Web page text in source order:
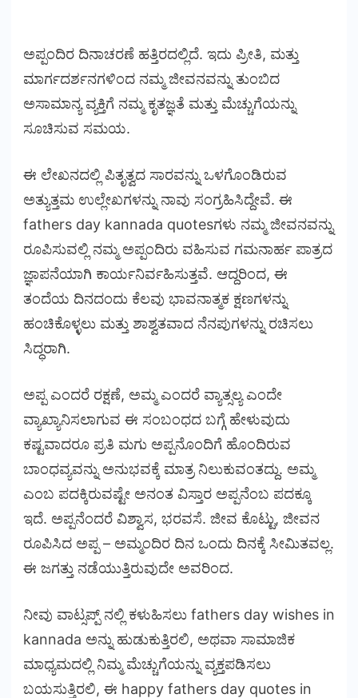
ಅಪ್ಪಂದಿರ ದಿನಾಚರಣೆ ಹತ್ತಿರದಲ್ಲಿದೆ. ಇದು ಪ್ರೀತಿ, ಮತ್ತು
ಮಾರ್ಗದರ್ಶನಗಳಿಂದ ನಮ್ಮ ಜೀವನವನ್ನು ತುಂಬಿದ
ಅಸಾಮಾನ್ಯ ವ್ಯಕ್ತಿಗೆ ನಮ್ಮ ಕೃತಜ್ಞತೆ ಮತ್ತು ಮೆಚ್ಚುಗೆಯನ್ನು
ಸೂಚಿಸುವ ಸಮಯ.
ಈ ಲೇಖನದಲ್ಲಿ ಪಿತೃತ್ವದ ಸಾರವನ್ನು ಒಳಗೊಂಡಿರುವ
ಅತ್ಯುತ್ತಮ ಉಲ್ಲೇಖಗಳನ್ನು ನಾವು ಸಂಗ್ರಹಿಸಿದ್ದೇವೆ. ಈ
fathers day kannada quotesಗಳು ನಮ್ಮ ಜೀವನವನ್ನು
ರೂಪಿಸುವಲ್ಲಿ ನಮ್ಮ ಅಪ್ಪಂದಿರು ವಹಿಸುವ ಗಮನಾರ್ಹ ಪಾತ್ರದ
ಜ್ಞಾಪನೆಯಾಗಿ ಕಾರ್ಯನಿರ್ವಹಿಸುತ್ತವೆ. ಆದ್ದರಿಂದ, ಈ
ತಂದೆಯ ದಿನದಂದು ಕೆಲವು ಭಾವನಾತ್ಮಕ ಕ್ಷಣಗಳನ್ನು
ಹಂಚಿಕೊಳ್ಳಲು ಮತ್ತು ಶಾಶ್ವತವಾದ ನೆನಪುಗಳನ್ನು ರಚಿಸಲು
ಸಿದ್ಧರಾಗಿ.
ಅಪ್ಪ ಎಂದರೆ ರಕ್ಷಣೆ, ಅಮ್ಮ ಎಂದರೆ ವ್ಯಾತ್ಸಲ್ಯ ಎಂದೇ
ವ್ಯಾಖ್ಯಾನಿಸಲಾಗುವ ಈ ಸಂಬಂಧದ ಬಗ್ಗೆ ಹೇಳುವುದು
ಕಷ್ಟವಾದರೂ ಪ್ರತಿ ಮಗು ಅಪ್ಪನೊಂದಿಗೆ ಹೊಂದಿರುವ
ಬಾಂಧವ್ಯವನ್ನು ಅನುಭವಕ್ಕೆ ಮಾತ್ರ ನಿಲುಕುವಂತದ್ದು. ಅಮ್ಮ
ಎಂಬ ಪದಕ್ಕಿರುವಷ್ಟೇ ಅನಂತ ವಿಸ್ತಾರ ಅಪ್ಪನೆಂಬ ಪದಕ್ಕೂ
ಇದೆ. ಅಪ್ಪನೆಂದರೆ ವಿಶ್ವಾಸ, ಭರವಸೆ. ಜೀವ ಕೊಟ್ಟು, ಜೀವನ
ರೂಪಿಸಿದ ಅಪ್ಪ – ಅಮ್ಮಂದಿರ ದಿನ ಒಂದು ದಿನಕ್ಕೆ ಸೀಮಿತವಲ್ಲ.
ಈ ಜಗತ್ತು ನಡೆಯುತ್ತಿರುವುದೇ ಅವರಿಂದ.
ನೀವು ವಾಟ್ಸಪ್ಪ್ ನಲ್ಲಿ ಕಳುಹಿಸಲು fathers day wishes in
kannada ಅನ್ನು ಹುಡುಕುತ್ತಿರಲಿ, ಅಥವಾ ಸಾಮಾಜಿಕ
ಮಾಧ್ಯಮದಲ್ಲಿ ನಿಮ್ಮ ಮೆಚ್ಚುಗೆಯನ್ನು ವ್ಯಕ್ತಪಡಿಸಲು
ಬಯಸುತ್ತಿರಲಿ, ಈ happy fathers day quotes in